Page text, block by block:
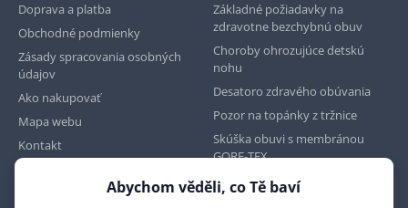
Doprava a platba
Obchodné podmienky
Zásady spracovania osobných
údajov
Ako nakupovať
Mapa webu
Kontakt
Základné požiadavky na
zdravotne bezchybnú obuv
Choroby ohrozujúce detskú
nohu
Desatoro zdravého obúvania
Pozor na topánky z tržnice
Skúška obuvi s membránou
GORE-TEX
Abychom věděli, co Tě baví